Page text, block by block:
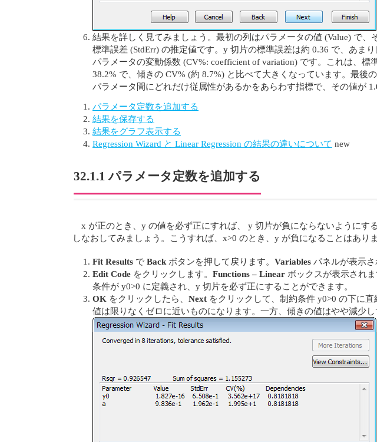
結果を詳しく見てみましょう。最初の列はパラメータの値 (Value) で
標準誤差 (StdErr) の推定値です。y 切片の標準誤差は約 0.36 で、あま
パラメータの変動係数 (CV%: coefficient of variation) です。これは、
38.2% で、傾きの CV% (約 8.7%) と比べて大きくなっています。最後
パラメータ間にどれだけ従属性があるかをあらわす指標で、その値が
パラメータ定数を追加する
結果を保存する
結果をグラフ表示する
Regression Wizard と Linear Regression の結果の違いについて new
32.1.1 パラメータ定数を追加する
x が正のとき、y の値を必ず正にすれば、 y 切片が負にならないように
しなおしてみましょう。こうすれば、x>0 のとき、y が負になることはありま
Fit Results で Back ボタンを押して戻ります。 Variables パネルが表示さ
Edit Code をクリックします。 Functions – Linear ボックスが表示され
条件が y0>0 に定義され、y 切片を必ず正にすることができます。
OK をクリックしたら、 Next をクリックして、制約条件 y0>0 の下に
値は限りなくゼロに近いものになります。一方、傾きの値はやや減少し